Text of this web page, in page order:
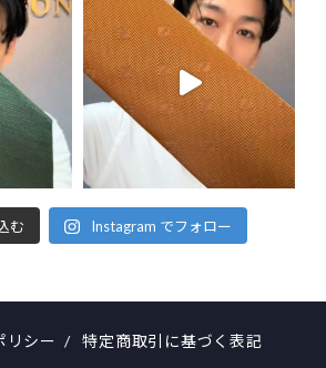
む Instagram でフォロー
リシー / 特定商取引に基づく表記